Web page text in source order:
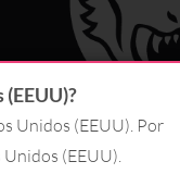
Unidos (EEUU). Por
(EEUU).